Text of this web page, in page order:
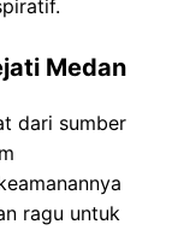
Medan
dari sumber
ragu untuk